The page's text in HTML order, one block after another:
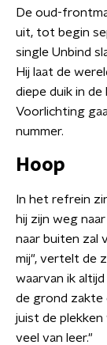
De oud-
uit, tot begin
single Unbind
Hij laat de
diepe duik in de
Voorlichting
nummer.
Hoop
In het refrein
hij zijn weg
naar buiten zal
mij", vertelt de
waarvan ik
de grond zakte
juist de
veel van leer."